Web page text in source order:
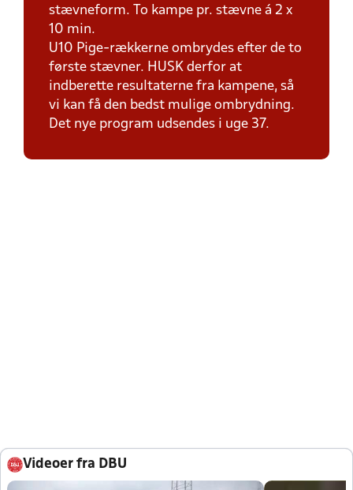
stævneform. To kampe pr. stævne á 2 x
10 min.
U10 Pige-rækkerne ombrydes efter de to
første stævner. HUSK derfor at
indberette resultaterne fra kampene, så
vi kan få den bedst mulige ombrydning.
Det nye program udsendes i uge 37.
Videoer fra DBU